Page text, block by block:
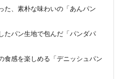
た、素朴な味わいの「あんパン
たパン生地で包んだ「パンダパ
食感を楽しめる「デニッシュパン